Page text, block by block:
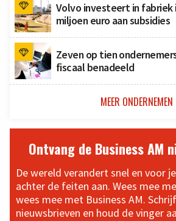
Volvo investeert in fabriek
miljoen euro aan subsidies
Zeven op tien
fiscaal benadeeld
MEER ONDERNEMEN
Ontvang de Business AM
De wereld verandert snel en voor
achter de feiten aan. Wees mee
wees mee met Business AM.
nieuwsbrieven en houd de vinger